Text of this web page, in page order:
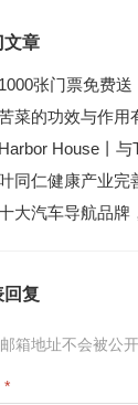
文章
1000张门票免费
菜的功效与作用
Harbor House丨
同仁健康产业完
大汽车导航品牌
回复
箱地址不会被公开
*